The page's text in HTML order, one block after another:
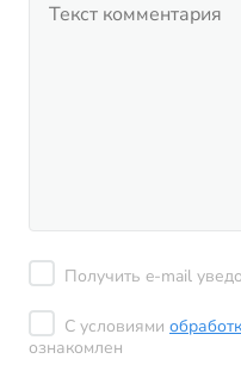
Получить e-mail
С условиями
ознакомлен